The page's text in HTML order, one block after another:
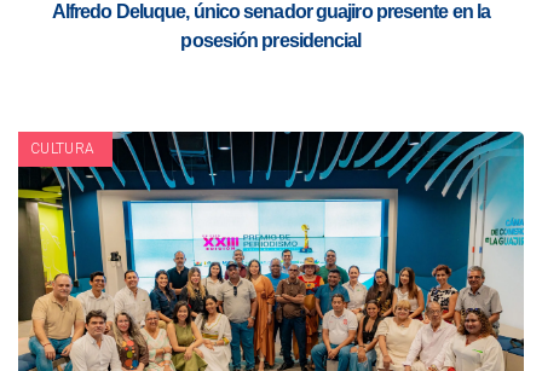
Alfredo Deluque, único senador guajiro presente en la
posesión presidencial
CULTURA